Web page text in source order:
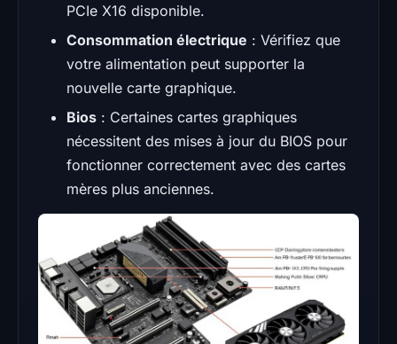
PCIe X16 disponible.
Consommation électrique : Vérifiez que
votre alimentation peut supporter la
nouvelle carte graphique.
Bios : Certaines cartes graphiques
nécessitent des mises à jour du BIOS pour
fonctionner correctement avec des cartes
mères plus anciennes.